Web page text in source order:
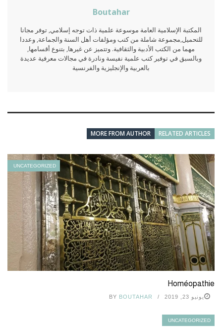
Boutahar
المكتبة الإسلامية العامة موسوعة علمية ذات توجه إسلامي, توفر مجانا
للتحميل,مجموعة شاملة من كتب ومؤلفات أهل السنة والجماعة, وعددا
مهما من الكتب الأدبية والثقافية. وتتميز عن غيرها, بتنوع أقسامها,
وبالسبق في توفير كتب علمية نفيسة ونادرة في مجالات معرفية عديدة
بالعربية والإنجليزية والفرنسية
RELATED ARTICLES
MORE FROM AUTHOR
UNCATEGORIZED
Homéopathie
يونيو 23, 2019 BY BOUTAHAR
UNCATEGORIZED